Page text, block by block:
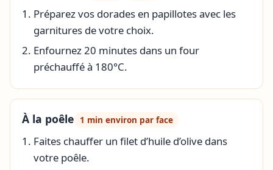
Préparez vos dorades en papillotes avec les
garnitures de votre choix.
Enfournez 20 minutes dans un four
préchauffé à 180°C.
À la poêle 1 min environ par face
Faites chauffer un filet d’huile d’olive dans
votre poêle.